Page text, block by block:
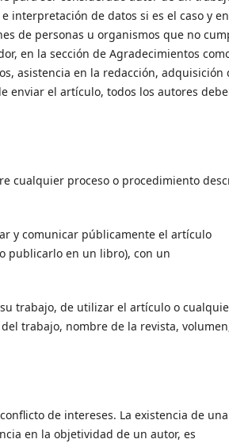
interpretación de datos si es el caso y en
de personas u organismos que no
en la sección de Agradecimientos
asistencia en la redacción, adquisición
enviar el artículo, todos los autores
cualquier proceso o procedimiento
y comunicar públicamente el artículo
publicarlo en un libro), con un
trabajo, de utilizar el artículo o
trabajo, nombre de la revista,
de intereses. La existencia de una
en la objetividad de un autor, es